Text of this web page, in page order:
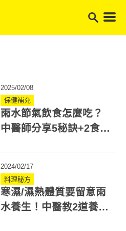
2025/02/08
保健補充
雨水節氣飲食怎麼吃？
中醫師分享5秘訣+2食譜
2024/02/17
料理秘方
寒濕/濕熱體質要留意雨
水養生！中醫教2道養生